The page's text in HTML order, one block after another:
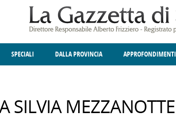
SPECIALI DALLA PROVINCIA APPROFONDIMENTI
SILVIA MEZZANOTTE